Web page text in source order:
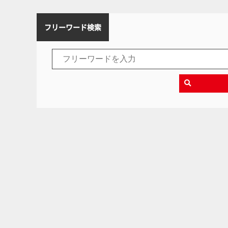
フリーワード検索